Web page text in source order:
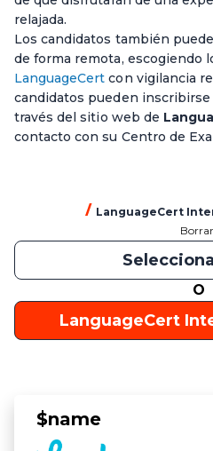
relajada.
Los candidatos también
de forma remota, escogiendo
LanguageCert con vigilancia
candidatos pueden
través del sitio web de
contacto con su Centro de
LanguageCert
O
LanguageCert
$name